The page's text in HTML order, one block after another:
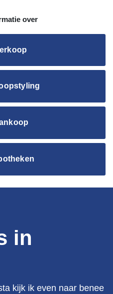
over
in
kijk ik even naar benee